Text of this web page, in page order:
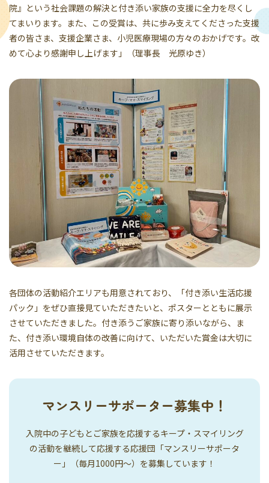
院』という社会課題の解決と付き添い家族の支援に全力を尽くし
てまいります。また、この受賞は、共に歩み支えてくださった支援
者の皆さま、支援企業さま、小児医療現場の方々のおかげです。改
めて心より感謝申し上げます」（理事長 光原ゆき）
各団体の活動紹介エリアも用意されており、「付き添い生活応援
パック」をぜひ直接見ていただきたいと、ポスターとともに展示
させていただきました。付き添うご家族に寄り添いながら、ま
た、付き添い環境自体の改善に向けて、いただいた賞金は大切に
活用させていただきます。
マンスリーサポーター募集中！
入院中の子どもとご家族を応援するキープ・スマイリング
の活動を継続して応援する応援団「マンスリーサポータ
ー」（毎月1000円〜）を募集しています！